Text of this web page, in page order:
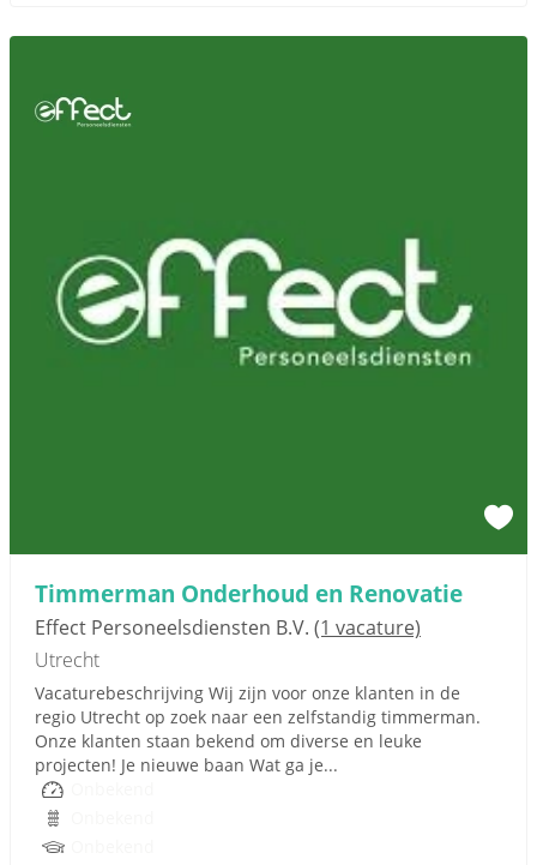
Timmerman Onderhoud en Renovatie
Effect Personeelsdiensten B.V. (1 vacature)
Utrecht
Vacaturebeschrijving Wij zijn voor onze klanten in de
regio Utrecht op zoek naar een zelfstandig timmerman.
Onze klanten staan bekend om diverse en leuke
projecten! Je nieuwe baan Wat ga je...